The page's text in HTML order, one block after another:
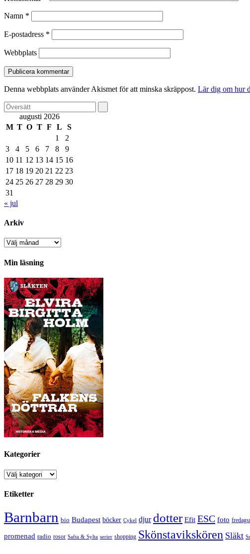
Namn *
E-postadress *
Webbplats
Denna webbplats använder Akismet för att minska skräppost. Lär dig om hur
augusti 2026
M T O T F L
S
1
2
3
4 5 6 7 8
9
10 11 12 13 14 15 16
17 18 19 20 21 22 23
24 25 26 27 28 29 30
31
« jul
Arkiv
Arkiv
Min läsning
Kategorier
Kategorier
Etiketter
Barnbarn bio Budapest böcker Cykel djur dotter Efit ESC foto
promenad radio rosor Safta & Sylta serier shopping Skönstavikskören Släkt